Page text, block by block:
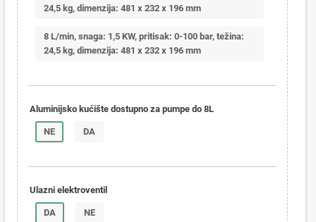
24,5 kg, dimenzija: 481 x 232 x 196 mm
8 L/min, snaga: 1,5 KW, pritisak: 0-100 bar, težina:
24,5 kg, dimenzija: 481 x 232 x 196 mm
Aluminijsko kućište dostupno za pumpe do 8L
NE DA
Ulazni elektroventil
DA NE